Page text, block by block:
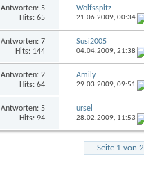
Antworten: 5
Hits: 65
Wolfsspitz
21.06.2009, 00:34
Antworten: 7
Hits: 144
Susi2005
04.04.2009, 21:38
Antworten: 2
Hits: 64
Amily
29.03.2009, 09:51
Antworten: 5
Hits: 94
ursel
28.02.2009, 11:53
Seite 1 von 2